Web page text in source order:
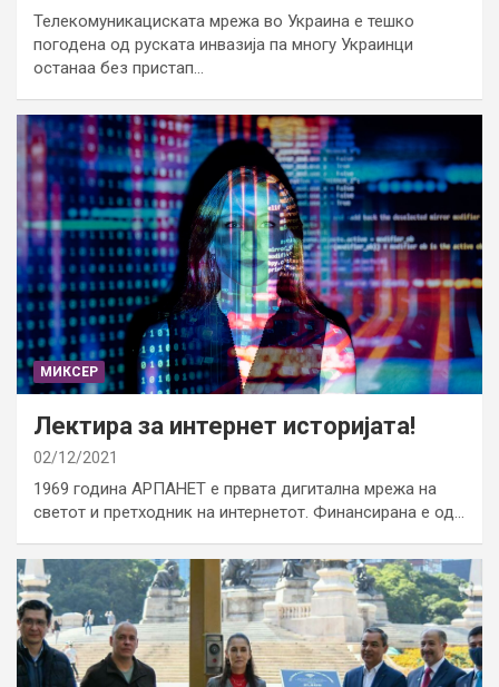
Телекомуникациската мрежа во Украина е тешко
погодена од руската инвазија па многу Украинци
останаа без пристап…
МИКСЕР
Лектира за интернет историјата!
02/12/2021
1969 година АРПАНЕТ е првата дигитална мрежа на
светот и претходник на интернетот. Финансирана е од…